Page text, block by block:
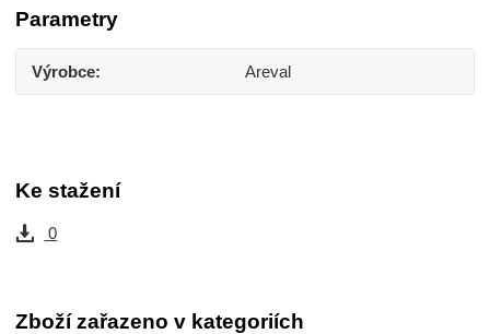
Parametry
Výrobce Areval
Ke stažení
0
Zboží zařazeno v kategoriích